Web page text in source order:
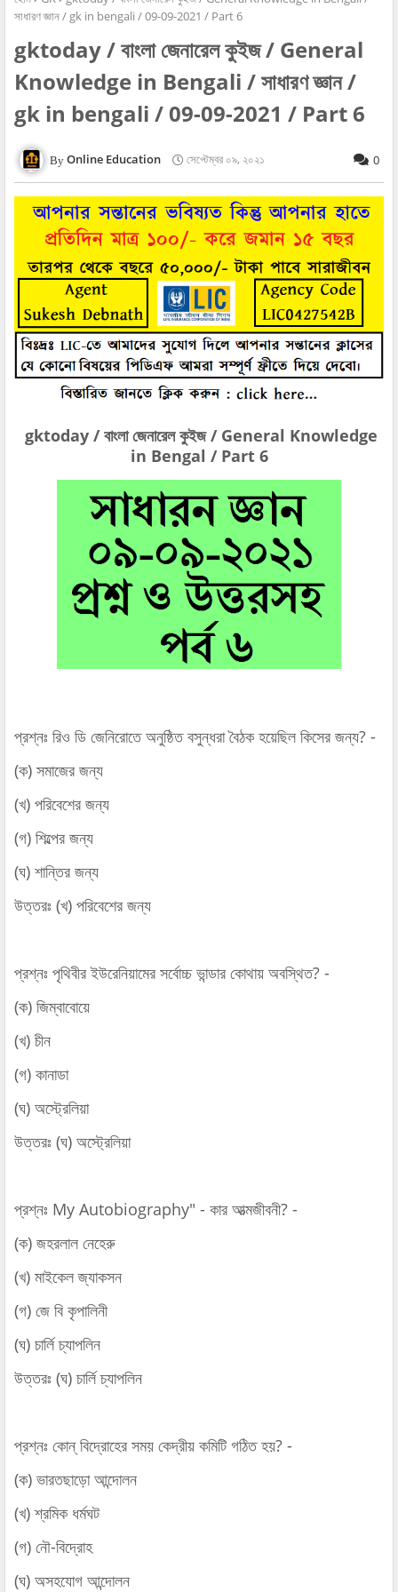
সাধারণ জ্ঞান / gk in bengali / 09-09-2021 / Part 6
gktoday / বাংলা জেনারেল কুইজ / General
Knowledge in Bengali / সাধারণ জ্ঞান /
gk in bengali / 09-09-2021 / Part 6
Online Education সেপ্টেম্বর ০৯, ২০২১ 0
gktoday / বাংলা জেনারেল কুইজ / General Knowledge
in Bengal / Part 6
প্রশ্নঃ রিও ডি জেনিরোতে অনুষ্ঠিত বসুন্ধরা বৈঠক হয়েছিল কিসের জন্য? -
(ক) সমাজের জন্য
(খ) পরিবেশের জন্য
(গ) শিল্পের জন্য
(ঘ) শান্তির জন্য
উত্তরঃ (খ) পরিবেশের জন্য
প্রশ্নঃ পৃথিবীর ইউরেনিয়ামের সর্বোচ্চ ভান্ডার কোথায় অবস্থিত? -
(ক) জিম্বাবোয়ে
(খ) চীন
(গ) কানাডা
(ঘ) অস্ট্রেলিয়া
উত্তরঃ (ঘ) অস্ট্রেলিয়া
প্রশ্নঃ My Autobiography" - কার আত্মজীবনী? -
(ক) জহরলাল নেহেরু
(খ) মাইকেল জ্যাকসন
(গ) জে বি কৃপালিনী
(ঘ) চার্লি চ্যাপলিন
উত্তরঃ (ঘ) চার্লি চ্যাপলিন
প্রশ্নঃ কোন্‌ বিদ্রোহের সময় কেদ্রীয় কমিটি গঠিত হয়? -
(ক) ভারতছাড়ো আন্দোলন
(খ) শ্রমিক ধর্মঘট
(গ) নৌ-বিদ্রোহ
(ঘ) অসহযোগ আন্দোলন